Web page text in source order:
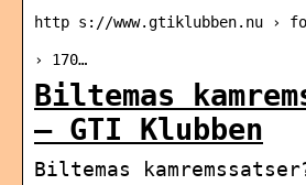
http s://www.gtiklubben.nu ›
› 170…
Biltemas
– GTI Klubben
Biltemas